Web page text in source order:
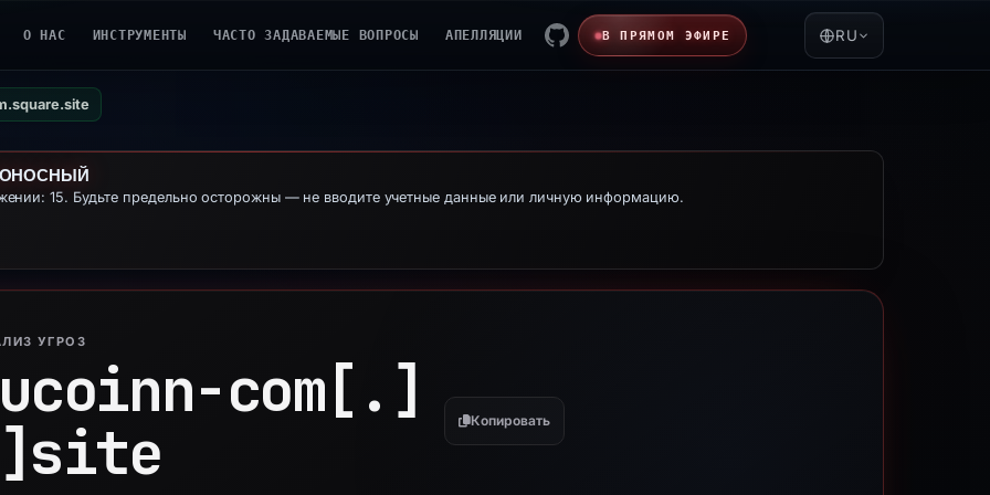
О НАС ИНСТРУМЕНТЫ ЧАСТО ЗАДАВАЕМЫЕ ВОПРОСЫ АПЕЛЛЯЦИИ В ПРЯМОМ ЭФИРЕ RU
15. Будьте предельно осторожны — не вводите учетные данные или личную информацию.
УГРОЗ
com[.]
site Копировать